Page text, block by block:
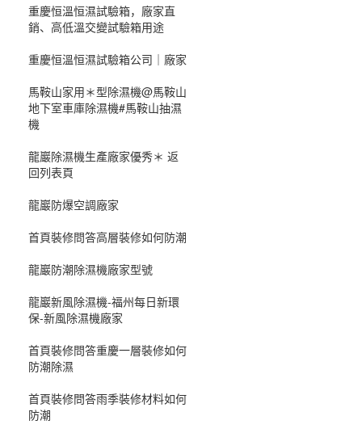
重慶恒溫恒濕試驗箱，廠家直
銷、高低溫交變試驗箱用途
重慶恒溫恒濕試驗箱公司｜廠家
馬鞍山家用＊型除濕機@馬鞍山
地下室車庫除濕機#馬鞍山抽濕
機
龍巖除濕機生產廠家優秀＊ 返
回列表頁
龍巖防爆空調廠家
首頁裝修問答高層裝修如何防潮
龍巖防潮除濕機廠家型號
龍巖新風除濕機-福州每日新環
保-新風除濕機廠家
首頁裝修問答重慶一層裝修如何
防潮除濕
首頁裝修問答雨季裝修材料如何
防潮